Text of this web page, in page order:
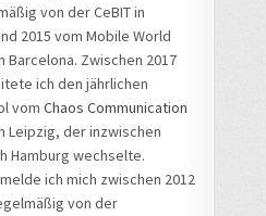
von der CeBIT in
2015 vom Mobile World
Barcelona. Zwischen 2017
ich den jährlichen
vom Chaos Communication
Leipzig, der inzwischen
Hamburg wechselte.
ich mich zwischen 2012
von der